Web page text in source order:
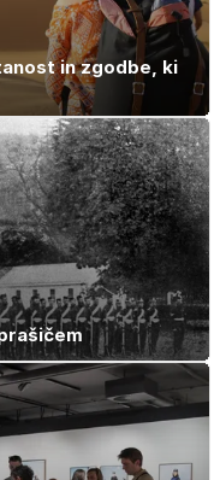
in zgodbe, ki